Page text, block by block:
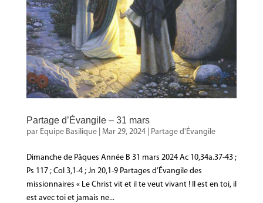
Partage d’Évangile – 31 mars
par Equipe Basilique| Mar 29, 2024| Partage d'Évangile
Dimanche de Pâques Année B 31 mars 2024 Ac 10,34a.37-43 ;
Ps 117 ; Col 3,1-4 ; Jn 20,1-9 Partages d’Évangile des
missionnaires « Le Christ vit et il te veut vivant ! Il est en toi, il
est avec toi et jamais ne...